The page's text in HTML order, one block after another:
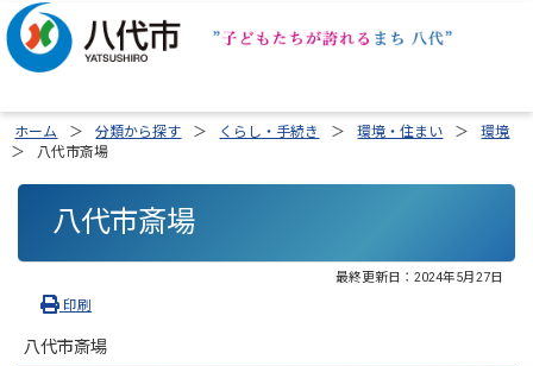
ホーム 分類から探す くらし・手続き 環境・住まい
環境
八代市斎場
八代市斎場
最終更新日： 2024年5月27日
印刷
八代市斎場